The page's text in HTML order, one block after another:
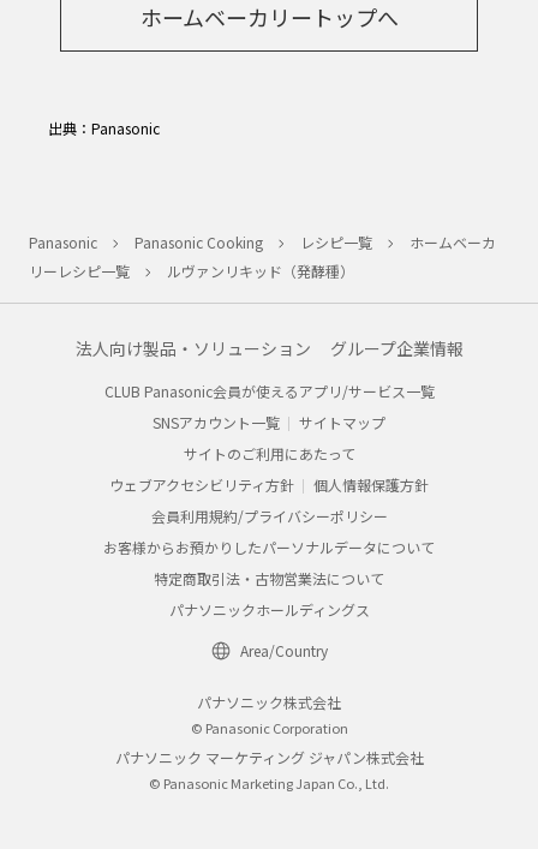
ホームベーカリートップへ
出典：Panasonic
Panasonic Panasonic Cooking レシピ一覧
ホームベーカ
リーレシピ一覧
ルヴァンリキッド（発酵種）
法人向け製品・ソリューション グループ企業情報
CLUB Panasonic会員が使えるアプリ/サービス一覧
SNSアカウント一覧
サイトマップ
サイトのご利用にあたって
ウェブアクセシビリティ方針
個人情報保護方針
会員利用規約/プライバシーポリシー
お客様からお預かりしたパーソナルデータについて
特定商取引法・古物営業法について
パナソニックホールディングス
Area/Country
パナソニック株式会社
© Panasonic Corporation
パナソニック マーケティング ジャパン株式会社
© Panasonic Marketing Japan Co., Ltd.